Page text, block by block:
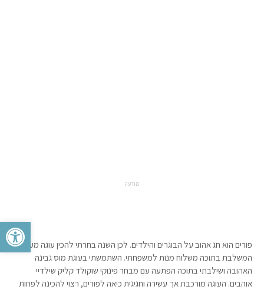
פתח
מודעה
פורים הוא חג אהוב על הבוגרים והילדים. לכן השנה בחרתי להכין עוגה מעניינת
המשלבת בתוכה משלוח מנות למשפחתי. השתמשתי בעוגת מוס גבינה
האהובה ושילבתי בתוכה הפתעה עם מבחר פינוקי שוקולד קליק שילדיי
אוהבים. העוגה מורכבת אך עשירה וחגיגית כיאה לפורים, רצוי להכינה לפחות